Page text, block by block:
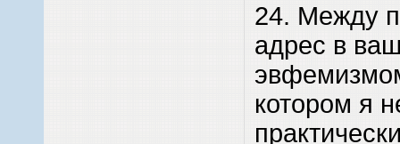
24. Между
адрес в
котором я